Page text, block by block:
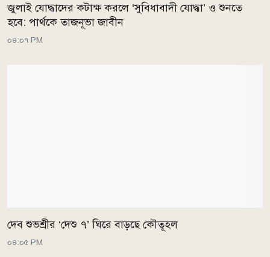
জুলাই যোদ্ধাদের কটাক্ষ করলে ‘সুবিধাবাদী যোদ্ধা’ ও শুনতে
হবে: পার্থকে তাজনূভা জাবীন
০৪:০৭ PM
দেব শুভশ্রীর ‘দেশু ৭’ ঘিরে বাড়ছে কৌতূহল
০৪:০৫ PM